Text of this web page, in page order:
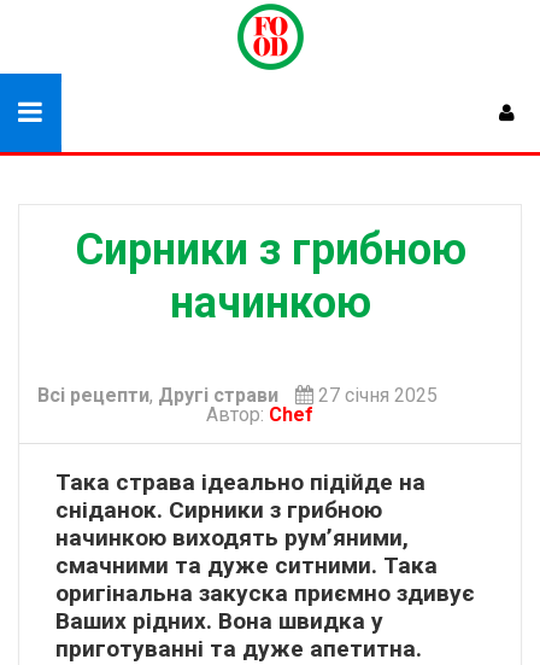
Сирники з грибною
начинкою
Всі рецепти, Другі страви
27 січня 2025
Автор: Chef
Така страва ідеально підійде на
сніданок. Сирники з грибною
начинкою виходять рум’яними,
смачними та дуже ситними. Така
оригінальна закуска приємно здивує
Ваших рідних. Вона швидка у
приготуванні та дуже апетитна.